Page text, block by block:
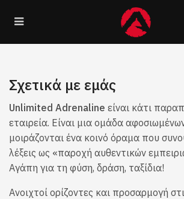
Σχετικά με εμάς
Unlimited Adrenaline είναι κάτι
εταιρεία. Είναι μια ομάδα
μοιράζονται ένα κοινό όραμα που
λέξεις ως «παροχή αυθεντικών
Αγάπη για τη φύση, δράση, ταξίδια!
Ανοιχτοί ορίζοντες και προσαρμογή